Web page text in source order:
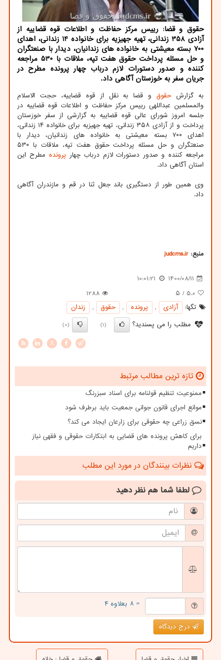
حقوق و قضا: رییس مرکز حفاظت و اطلاعات قوه قضاییه از
آزادی 358 زندانی، تهیه جهیزیه برای خانواده 14 زندانی، اهدای
700 بسته معیشتی به خانواده های زندانیان، دیدار با صنعتگران
و حل مسئله پرداخت حقوق هفت تپه، ملاقات با 530 مراجعه
کننده و صدور دستورات لازم درباب چهار پرونده مطرح در
جریان سفر به خوزستان آگاهی داد.
به گزارش حقوقو قضا به نقل از قوه قضاییه، حجت الاسلام
والمسلمین عبداللهی رییس مرکز حفاظت و اطلاعات قوه قضاییه در
جلسه امروز شورای عالی قوه قضاییه به گزارشی از سفر خوزستان
پرداخت و از آزادی ۳۵۸ زندانی، تهیه جهیزیه برای خانواده ۱۴ زندانی،
اهدای ۷۰۰ بسته معیشتی به خانواده های زندانیان، دیدار با
صنعتگران و حل مسئله پرداخت حقوق هفت تپه، ملاقات با ۵۳۰
مراجعه کننده و صدور دستورات لازم درباب چهار پرونده مطرح این
استان آگاهی داد.
وی همین طور از دستگیری باند جعل ثنا در قم و مازندران آگاهی
داد.
منبع: judcms.ir
1400/08/11
10:01:21
5.0 / ۵
1288
تگها:
آزادی , پرونده , حقوق ,
زندان
مطلب را می پسندید؟
(1)
(0)
X
تازه ترین مطالب مرتبط
ممنوعیت تنظیم قولنامه برای اسناد سبزرنگ
موانع اجرای قانون جوانی جمعیت باید برطرف شود
نسق زراعی چه حقوقی برای زارعان ایجاد می کند؟
برای کاهش پرونده های قضایی به ابتکارات حقوقی و فقهی نیاز
داریم
نظرات بینندگان در مورد این مطلب
لطفا شما هم نظر دهید
= ۸ بعلاوه ۴
درج دیدگاه